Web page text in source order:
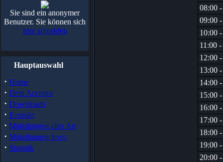
Sie sind ein anonymer
Benutzer. Sie können sich
hier anmelden
Hauptauswahl
· Home
· Dein Account
· Downloads
· Kontakt
· Mitteilungen aller Art
· Mitteilungen lesen
· Statistik
08:00
09:00
10:00
11:00
12:00
13:00
14:00
15:00
16:00
17:00
18:00
19:00
20:00